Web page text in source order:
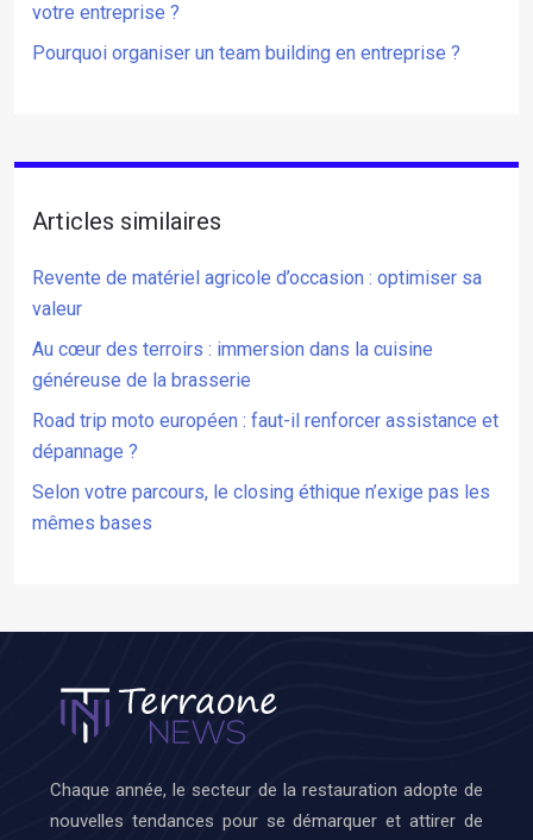
votre entreprise ?
Pourquoi organiser un team building en entreprise ?
Articles similaires
Revente de matériel agricole d’occasion : optimiser sa
valeur
Au cœur des terroirs : immersion dans la cuisine
généreuse de la brasserie
Road trip moto européen : faut-il renforcer assistance et
dépannage ?
Selon votre parcours, le closing éthique n’exige pas les
mêmes bases
Chaque année, le secteur de la restauration adopte de
nouvelles tendances pour se démarquer et attirer de